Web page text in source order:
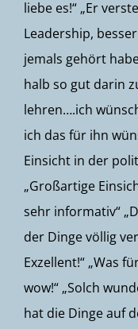
liebe es!“ „Er
Leadership,
jemals gehört
halb so gut darin
lehren….ich
ich das für ihn
Einsicht in der
„Großartige
sehr informativ“
der Dinge völlig
Exzellent!“ „Was
wow!“ „Solch
hat die Dinge auf